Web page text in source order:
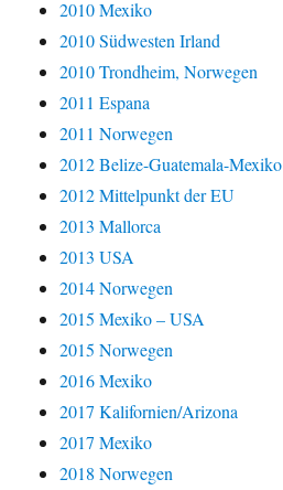
2010 Mexiko
2010 Südwesten Irland
2010 Trondheim, Norwegen
2011 Espana
2011 Norwegen
2012 Belize-Guatemala-Mexiko
2012 Mittelpunkt der EU
2013 Mallorca
2013 USA
2014 Norwegen
2015 Mexiko – USA
2015 Norwegen
2016 Mexiko
2017 Kalifornien/Arizona
2017 Mexiko
2018 Norwegen